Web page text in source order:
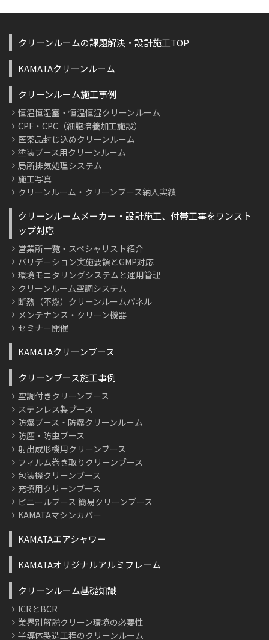
クリーンルームの課題解決・設計施工TOP
KAMATAクリーンルーム
クリーンルーム施工事例
恒温恒湿室・恒温恒湿クリーンルーム
CPF・CPC（細胞培養加工施設）
医薬品封じ込めクリーンルーム
塗装ブース用クリーンルーム
局所排気処理システム
施工写真
クリーンルーム・クリーンブース納入実績
クリーンルームメーカー・設計施工、付帯工事をワンスト
ップ対応
営業所一覧・スペシャリスト紹介
バリデーション実施要領とGMP対応
環境モニタリングシステムと運用管理
クリーンルーム空調システム
断熱（不燃）クリーンルームパネル
メンテナンス・クリーン機器
セミナー開催
KAMATAクリーンブース
クリーンブース施工事例
空調付きクリーンブース
ステンレス製ブース
防爆ブース・防爆クリーンルーム
防塵・防虫ブース
射出成形機用クリーンブース
フィルム巻き取りクリーンブース
包装機クリーンブース
充填用クリーンブース
ビニールブース 簡易クリーンブース
KAMATAマシンカバー
KAMATAエアシャワー
KAMATAオリジナルアルミフレーム
クリーンルーム基礎知識
ICRとBCR
業界別解説クリーン環境の必要性
半導体製造工程のクリーンルーム